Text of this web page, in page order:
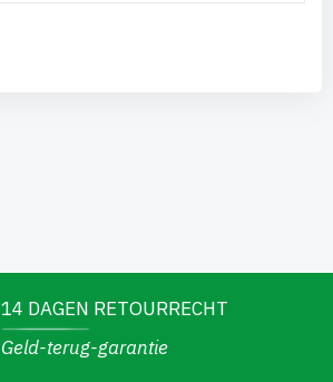
14 DAGEN RETOURRECHT
Geld-terug-garantie